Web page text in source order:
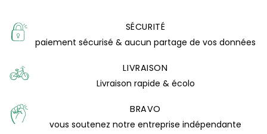
SÉCURITÉ
paiement sécurisé & aucun partage de vos données
LIVRAISON
Livraison rapide & écolo
BRAVO
vous soutenez notre entreprise indépendante